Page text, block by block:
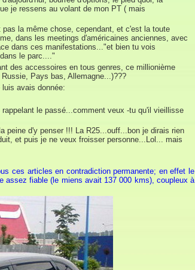
je ressens au volant de mon PT ( mais
la même chose, cependant, et c'est la toute
dans les meetings d'américaines anciennes, avec
dans ces manifestations..."et bien tu vois
le parc...."
des accessoires en tous genres, ce millionième
Pays bas, Allemagne...)???
avais donnée:
le passé...comment veux -tu qu'il vieillisse
peine d'y penser !!! La R25...ouff...bon je dirais rien
et puis je ne veux froisser personne...Lol... mais
ces articles en contradiction permanente; en effet le
assez fiable (le miens avait 137 000 kms), coupleux à